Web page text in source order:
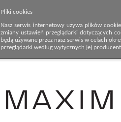
Pliki cookies
Nasz serwis internetowy używa plików
zmiany ustawień przeglądarki dotyczących
będą używane przez nasz serwis w celach
przeglądarki według wytycznych jej